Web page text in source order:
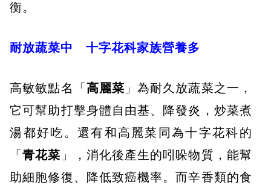
衡。
耐放蔬菜中 十字花科家族營養多
高敏敏點名「 高麗菜 」為耐久放蔬菜之一，
它可幫助打擊身體自由基、降發炎，炒菜煮
湯都好吃。還有和高麗菜同為十字花科的
「青花菜 」，消化後產生的吲哚物質，能幫
助細胞修復、降低致癌機率。而辛香類的食